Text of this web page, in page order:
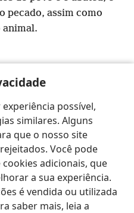
possível,
similares. Alguns
que o nosso site
Você pode
adicionais, que
a sua experiência.
é vendida ou utilizada
saber mais, leia a
pecado, assim como
Preferências
and Tract Society of Pennsylvania
Política de Privacidade
JW.ORG Login